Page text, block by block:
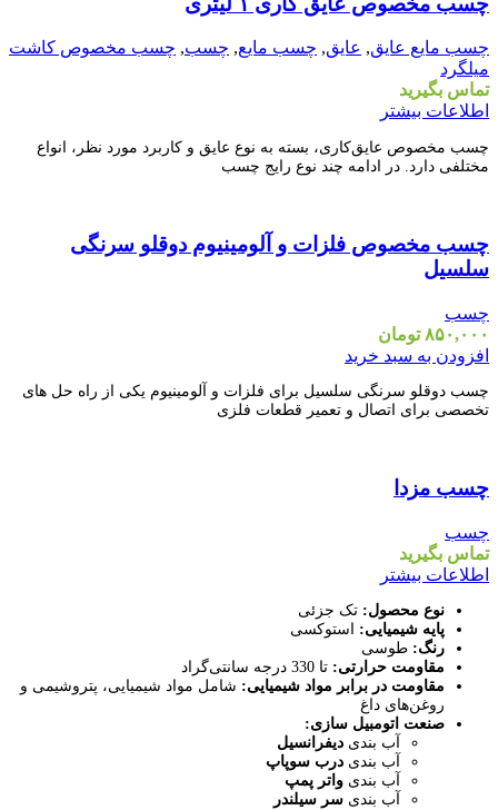
چسب مایع عایق, عایق, چسب مایع, چسب, چسب مخصوص کاشت
میلگرد
تماس بگیرید
اطلاعات بیشتر
چسب مخصوص عایق‌کاری، بسته به نوع عایق و کاربرد مورد نظر، انواع
مختلفی دارد. در ادامه چند نوع رایج چسب
نمایش سریع
افزودن به علاقه مندی
چسب مخصوص فلزات و آلومینیوم دوقلو سرنگی
سلسیل
چسب
۸۵۰,۰۰۰ تومان
افزودن به سبد خرید
چسب دوقلو سرنگی سلسیل برای فلزات و آلومینیوم یکی از راه حل های
تخصصی برای اتصال و تعمیر قطعات فلزی
نمایش سریع
چسب مزدا
چسب
تماس بگیرید
اطلاعات بیشتر
نوع محصول: تک جزئی
پایه شیمیایی: استوکسی
رنگ: طوسی
مقاومت حرارتی: تا 330 درجه سانتی‌گراد
مقاومت در برابر مواد شیمیایی: شامل مواد شیمیایی، پتروشیمی و
روغن‌های داغ
صنعت اتومبیل سازی:
آب بندی دیفرانسیل
آب بندی درب سوپاپ
آب بندی واتر پمپ
آب بندی سر سیلندر